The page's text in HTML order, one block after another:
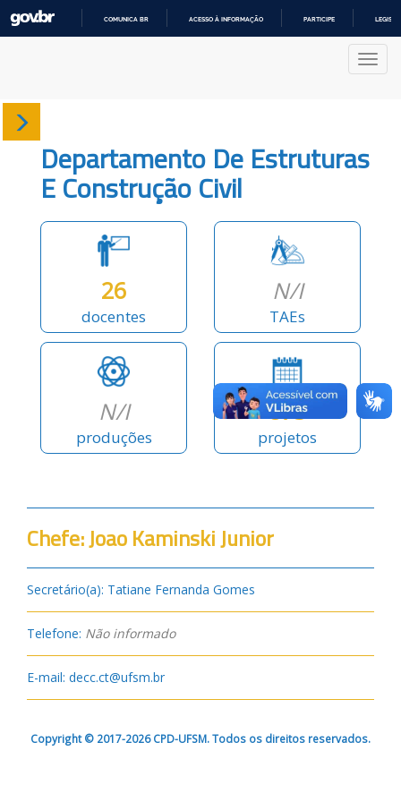
COMUNICA BR ACESSO À INFORMAÇÃO PARTICIPE
Sobre
Docentes
Produções
Departamento De Estruturas
E Construção Civil
26
docentes
N/I
TAEs
N/I
produções
873
projetos
Chefe: Joao Kaminski Junior
Secretário(a): Tatiane Fernanda Gomes
Telefone: Não informado
E-mail: decc.ct@ufsm.br
Copyright © 2017-2026 CPD-UFSM. Todos os direitos reservados.